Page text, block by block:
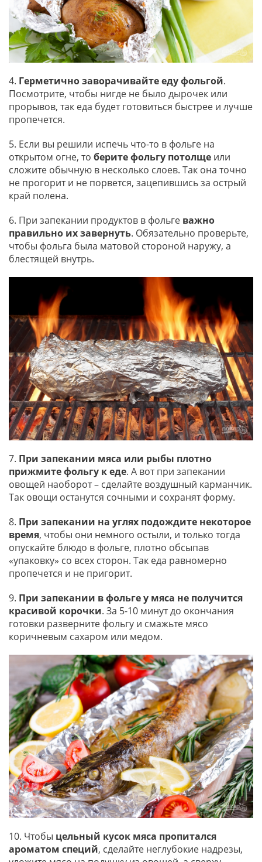
4. Герметично заворачивайте еду фольгой.
Посмотрите, чтобы нигде не было дырочек или
прорывов, так еда будет готовиться быстрее и лучше
пропечется.
5. Если вы решили испечь что-то в фольге на
открытом огне, то берите фольгу потолще или
сложите обычную в несколько слоев. Так она точно
не прогорит и не порвется, зацепившись за острый
край полена.
6. При запекании продуктов в фольге важно
правильно их завернуть. Обязательно проверьте,
чтобы фольга была матовой стороной наружу, а
блестящей внутрь.
7. При запекании мяса или рыбы плотно
прижмите фольгу к еде. А вот при запекании
овощей наоборот – сделайте воздушный карманчик.
Так овощи останутся сочными и сохранят форму.
8. При запекании на углях подождите некоторое
время, чтобы они немного остыли, и только тогда
опускайте блюдо в фольге, плотно обсыпав
«упаковку» со всех сторон. Так еда равномерно
пропечется и не пригорит.
9. При запекании в фольге у мяса не получится
красивой корочки. За 5-10 минут до окончания
готовки разверните фольгу и смажьте мясо
коричневым сахаром или медом.
10. Чтобы цельный кусок мяса пропитался
ароматом специй, сделайте неглубокие надрезы,